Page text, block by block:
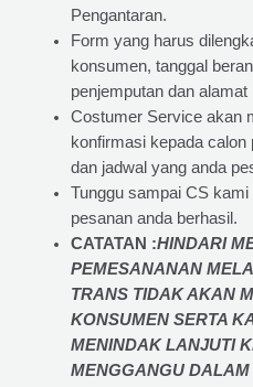
Pengantaran.
Form yang harus
konsumen, tanggal
penjemputan dan alamat
Costumer Service akan
konfirmasi kepada calon
dan jadwal yang anda
Tunggu sampai CS
pesanan anda berhasil.
CATATAN :HINDARI
PEMESANANAN
TRANSTIDAK AKAN
KONSUMEN SERTA
MENINDAK LANJUTI
MENGGANGU